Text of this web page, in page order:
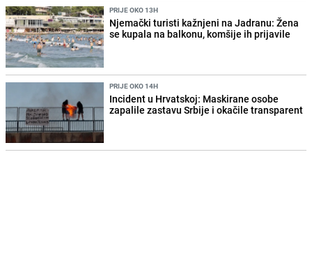
PRIJE OKO 13H
Njemački turisti kažnjeni na Jadranu: Žena
se kupala na balkonu, komšije ih prijavile
PRIJE OKO 14H
Incident u Hrvatskoj: Maskirane osobe
zapalile zastavu Srbije i okačile transparent